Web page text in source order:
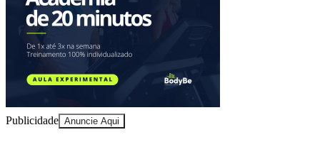
Publicidade Anuncie Aqui